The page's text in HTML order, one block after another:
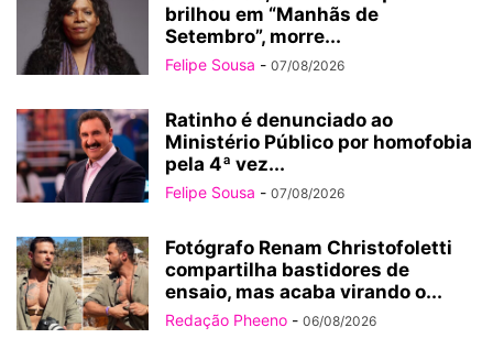
brilhou em “Manhãs de
Setembro”, morre...
Felipe Sousa - 07/08/2026
Ratinho é denunciado ao
Ministério Público por homofobia
pela 4ª vez...
Felipe Sousa - 07/08/2026
Fotógrafo Renam Christofoletti
compartilha bastidores de
ensaio, mas acaba virando o...
Redação Pheeno - 06/08/2026